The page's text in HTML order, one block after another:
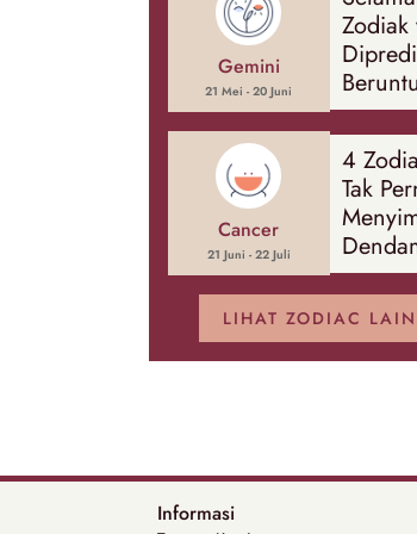
Gemini
21 Mei - 20 Juni
Zodiak
Cancer
21 Juni - 22 Juli
4
Tak
Paling
LIHAT ZODIAC
Informasi